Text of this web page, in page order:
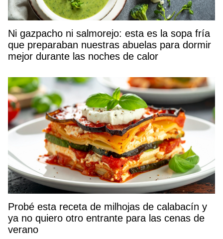
Ni gazpacho ni salmorejo: esta es la sopa fría
que preparaban nuestras abuelas para dormir
mejor durante las noches de calor
Probé esta receta de milhojas de calabacín y
ya no quiero otro entrante para las cenas de
verano